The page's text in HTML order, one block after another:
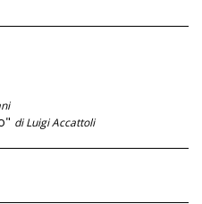
di Luigi Accattoli